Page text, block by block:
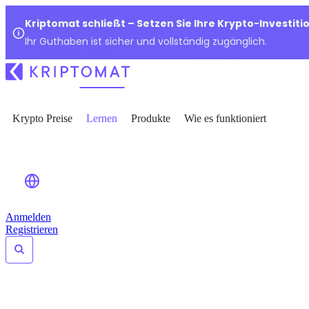
Kriptomat schließt – Setzen Sie Ihre Krypto-
Ihr Guthaben ist sicher und vollständig zugänglich.
Krypto Preise Lernen Produkte Wie es funktioniert
Anmelden
Registrieren